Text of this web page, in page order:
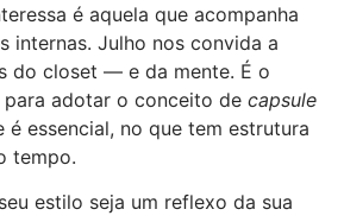
é aquela que acompanha
internas. Julho nos convida a
do closet — e da mente. É o
adotar o conceito de capsule
é essencial, no que tem estrutura
tempo.
estilo seja um reflexo da sua